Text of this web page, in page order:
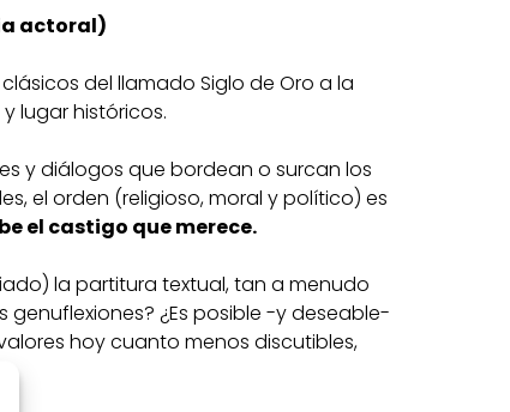
actoral)
del llamado Siglo de Oro a la
lugar históricos.
y diálogos que bordean o surcan los
el orden (religioso, moral y político) es
el castigo que merece.
la partitura textual, tan a menudo
¿Es posible -y deseable-
hoy cuanto menos discutibles,